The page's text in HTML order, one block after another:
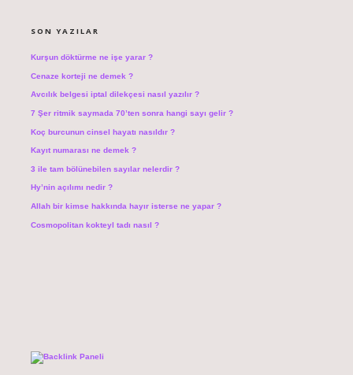
SON YAZILAR
Kurşun döktürme ne işe yarar ?
Cenaze korteji ne demek ?
Avcılık belgesi iptal dilekçesi nasıl yazılır ?
7 Şer ritmik saymada 70’ten sonra hangi sayı gelir ?
Koç burcunun cinsel hayatı nasıldır ?
Kayıt numarası ne demek ?
3 ile tam bölünebilen sayılar nelerdir ?
Hy’nin açılımı nedir ?
Allah bir kimse hakkında hayır isterse ne yapar ?
Cosmopolitan kokteyl tadı nasıl ?